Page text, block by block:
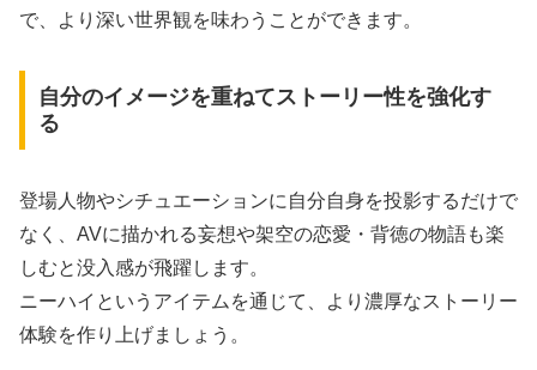
で、より深い世界観を味わうことができます。
自分のイメージを重ねてストーリー性を強化す
る
登場人物やシチュエーションに自分自身を投影するだけで
なく、AVに描かれる妄想や架空の恋愛・背徳の物語も楽
しむと没入感が飛躍します。
ニーハイというアイテムを通じて、より濃厚なストーリー
体験を作り上げましょう。